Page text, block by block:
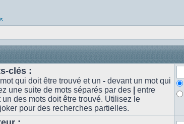
clés :
qui doit être trouvé et un - devant un mot qui
une suite de mots séparés par des
entre
des mots doit être trouvé. Utilisez le
pour des recherches partielles.